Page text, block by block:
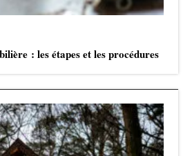
: les étapes et les procédures